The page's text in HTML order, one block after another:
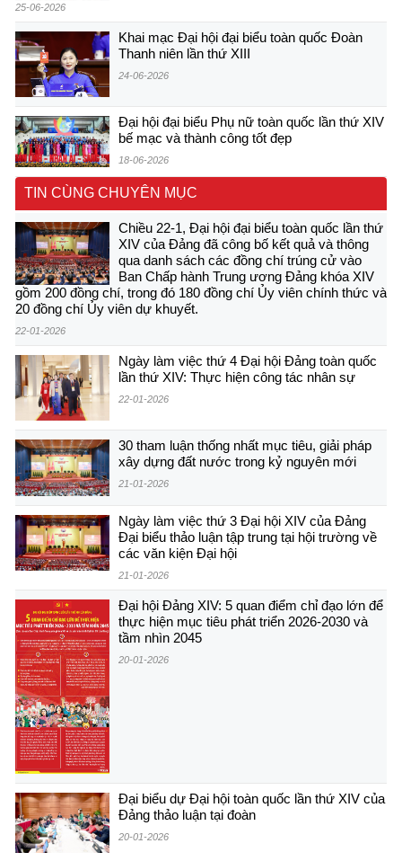
25-06-2026
Khai mạc Đại hội đại biểu toàn quốc Đoàn
Thanh niên lần thứ XIII
24-06-2026
Đại hội đại biểu Phụ nữ toàn quốc lần thứ XIV
bế mạc và thành công tốt đẹp
18-06-2026
TIN CÙNG CHUYÊN MỤC
Chiều 22-1, Đại hội đại biểu toàn quốc lần thứ
XIV của Đảng đã công bố kết quả và thông
qua danh sách các đồng chí trúng cử vào
Ban Chấp hành Trung ương Đảng khóa XIV
gồm 200 đồng chí, trong đó 180 đồng chí Ủy viên chính thức và
20 đồng chí Ủy viên dự khuyết.
22-01-2026
Ngày làm việc thứ 4 Đại hội Đảng toàn quốc
lần thứ XIV: Thực hiện công tác nhân sự
22-01-2026
30 tham luận thống nhất mục tiêu, giải pháp
xây dựng đất nước trong kỷ nguyên mới
21-01-2026
Ngày làm việc thứ 3 Đại hội XIV của Đảng
Đại biểu thảo luận tập trung tại hội trường về
các văn kiện Đại hội
21-01-2026
Đại hội Đảng XIV: 5 quan điểm chỉ đạo lớn để
thực hiện mục tiêu phát triển 2026-2030 và
tầm nhìn 2045
20-01-2026
Đại biểu dự Đại hội toàn quốc lần thứ XIV của
Đảng thảo luận tại đoàn
20-01-2026